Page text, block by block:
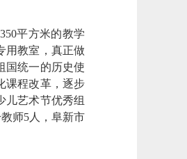
平方米的教学
用教室，真正做
国统一的历史使
课程改革，逐步
儿艺术节优秀组
师5人，阜新市